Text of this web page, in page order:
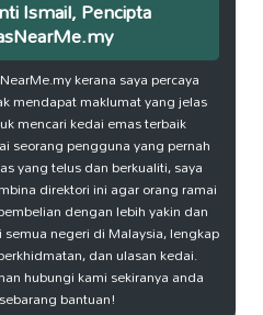
Ismail, Pencipta
kerana saya percaya
mendapat maklumat yang jelas
mencari kedai emas terbaik
seorang pengguna yang pernah
yang telus dan berkualiti, saya
direktori ini agar orang ramai
dengan lebih yakin dan
negeri di Malaysia, lengkap
dan ulasan kedai.
hubungi kami sekiranya anda
bantuan!